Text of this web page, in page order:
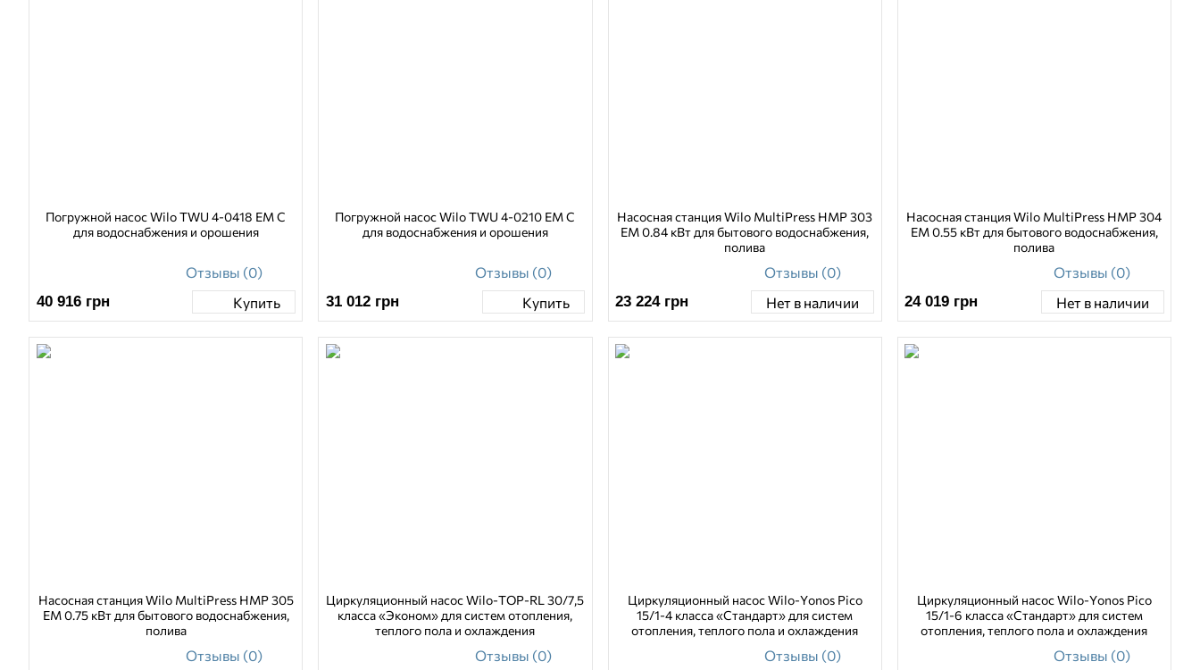
Погружной насос Wilo TWU 4-0418 EM C
для водоснабжения и орошения
Отзывы (0)
40 916 грн Купить
Погружной насос Wilo TWU 4-0210 EM C
для водоснабжения и орошения
Отзывы (0)
31 012 грн Купить
Насосная станция Wilo MultiPress HMP 303
EM 0.84 кВт для бытового водоснабжения,
полива
Отзывы (0)
23 224 грн Нет в наличии
Насосная станция Wilo MultiPress HMP 304
EM 0.55 кВт для бытового водоснабжения,
полива
Отзывы (0)
24 019 грн Нет в наличии
Насосная станция Wilo MultiPress HMP 305
EM 0.75 кВт для бытового водоснабжения,
полива
Отзывы (0)
Циркуляционный насос Wilo-TOP-RL 30/7,5
класса «Эконом» для систем отопления,
теплого пола и охлаждения
Отзывы (0)
Циркуляционный насос Wilo-Yonos Pico
15/1-4 класса «Стандарт» для систем
отопления, теплого пола и охлаждения
Отзывы (0)
Циркуляционный насос Wilo-Yonos Pico
15/1-6 класса «Стандарт» для систем
отопления, теплого пола и охлаждения
Отзывы (0)